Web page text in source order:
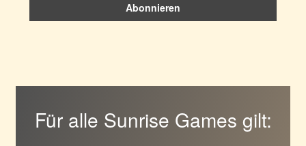
Für alle Sunrise Games gilt: